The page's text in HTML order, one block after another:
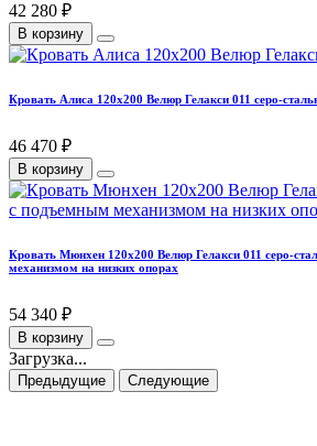
42 280 ₽
В корзину
Кровать Алиса 120х200 Велюр Гелакси 011 серо-
46 470 ₽
В корзину
Кровать Мюнхен 120х200 Велюр Гелакси 011 серо-
механизмом на низких опорах
54 340 ₽
В корзину
Загрузка...
Предыдущие Следующие